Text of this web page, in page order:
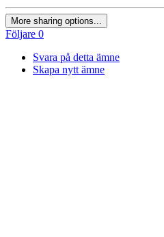
More sharing options...
Följare 0
Svara på detta ämne
Skapa nytt ämne